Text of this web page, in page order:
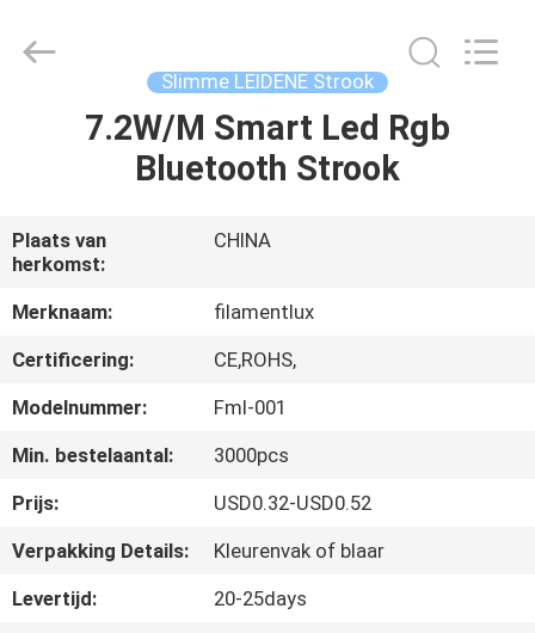
ONGEVEER
ONS
FABRIEKSREIS
KWALITEITSCONTROLE
CONTACTEER
ONS
Technology
Slimme LEIDENE Strook
7.2W/M Smart Led Rgb
Bluetooth Strook
Plaats van
herkomst:
CHINA
Merknaam:
filamentlux
Certificering:
CE,ROHS,
Modelnummer:
Fml-001
Min. bestelaantal:
3000pcs
Prijs:
USD0.32-USD0.52
Verpakking Details:
Kleurenvak of blaar
Levertijd:
20-25days